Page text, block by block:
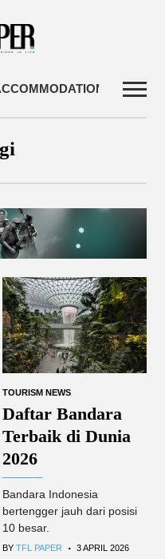
TOURISM NEWS
Daftar Bandara
Terbaik di Dunia
2026
Bandara Indonesia
bertengger jauh dari posisi
10 besar.
BY TFL PAPER . 3 APRIL 2026